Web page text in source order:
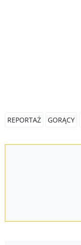
REPORTAŻ GORĄCY